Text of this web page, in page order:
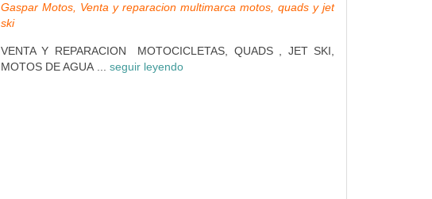
Gaspar Motos, Venta y reparacion multimarca motos, quads y jet
ski
VENTA Y REPARACION MOTOCICLETAS, QUADS , JET SKI,
MOTOS DE AGUA ... seguir leyendo